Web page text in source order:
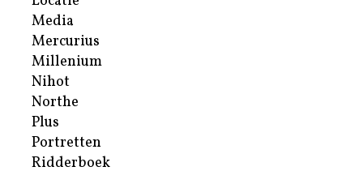
Media
Mercurius
Millenium
Nihot
Northe
Plus
Portretten
Ridderboek